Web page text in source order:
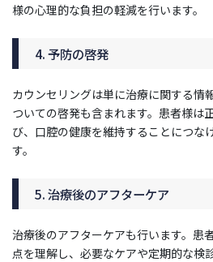
様の心理的な負担の軽減を行います。
4. 予防の啓発
カウンセリングは単に治療に関する情
ついての啓発も含まれます。患者様は
び、口腔の健康を維持することにつな
す。
5. 治療後のアフターケア
治療後のアフターケアも行います。患
点を理解し、必要なケアや定期的な検